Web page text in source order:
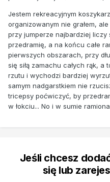
Jestem rekreacyjnym
organizowanym nie grałem,
przy jumperze najbardziej liczy
przedramię, a na końcu całe
pierwszych obszarach, przy
się siłą zamachu całych rąk,
rzutu i wychodzi bardziej
samym nadgarstkiem nie
tricepsy poćwiczyć, by
w łokciu... No i w sumie
Jeśli chcesz
się lub